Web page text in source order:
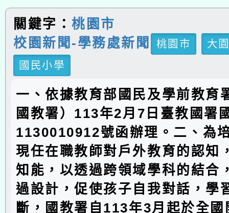
關鍵字：桃園市
校園新聞-學務處新聞
桃園市
大
國民小學
一、依據教育部國民及學前教育
國教署）113年2月7日臺教國署
1130010912號函辦理。二、為
現任在職教師對戶外教育的認知
知能，以透過跨領域學科的結合
過設計，促使孩子自我對話，學
斷，國教署自113年3月起於全